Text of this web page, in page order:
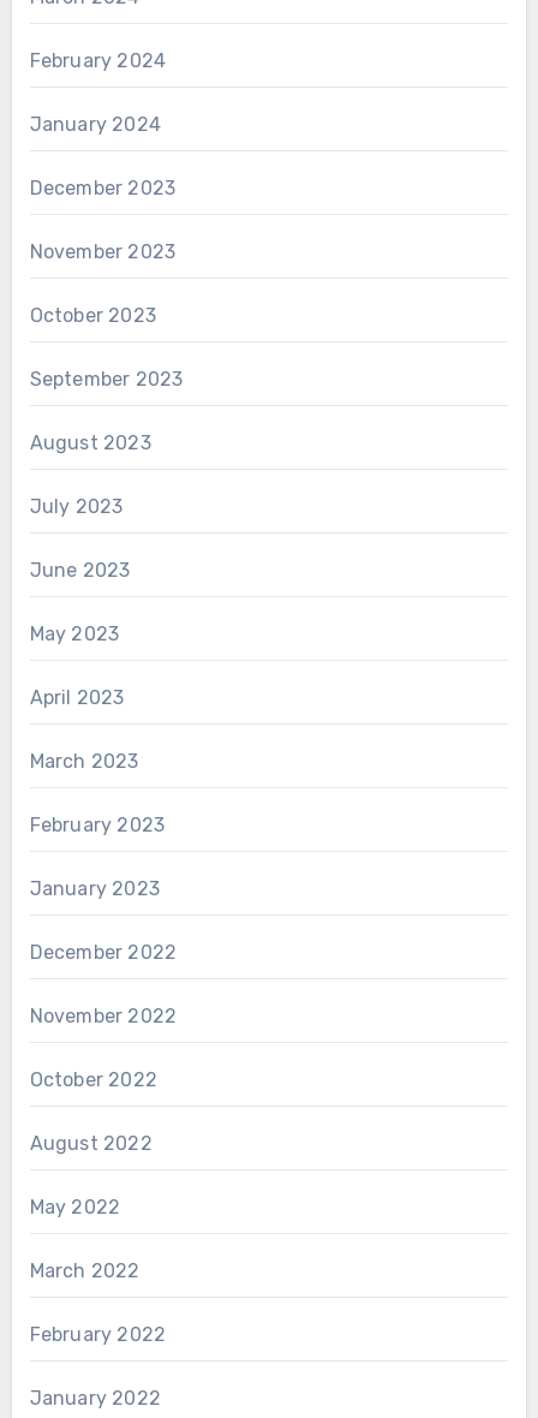
February 2024
January 2024
December 2023
November 2023
October 2023
September 2023
August 2023
July 2023
June 2023
May 2023
April 2023
March 2023
February 2023
January 2023
December 2022
November 2022
October 2022
August 2022
May 2022
March 2022
February 2022
January 2022